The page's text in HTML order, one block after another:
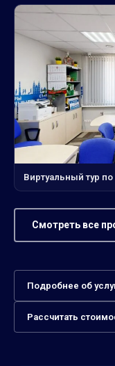
Виртуальный тур
Смотреть все
Подробнее об
Рассчитать